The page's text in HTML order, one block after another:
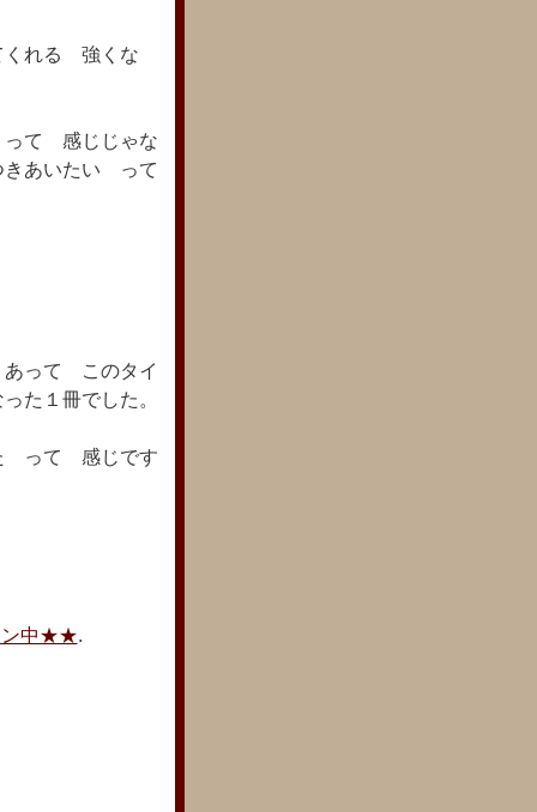
くれる 強くな
て 感じじゃな
きあいたい って
って このタイ
１冊でした。
って 感じです
ン中★★.